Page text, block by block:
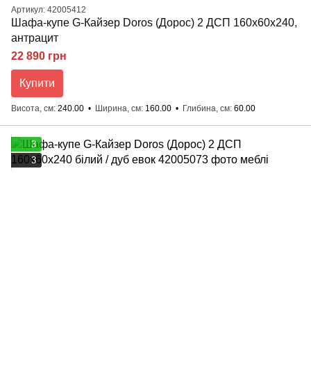
Артикул: 42005412
Шафа-купе G-Кайзер Doros (Дорос) 2 ДСП 160х60х240,
антрацит
22 890 грн
Купити
Висота, см 240.00 Ширина, см 160.00 Глибина, см 60.00
3
3